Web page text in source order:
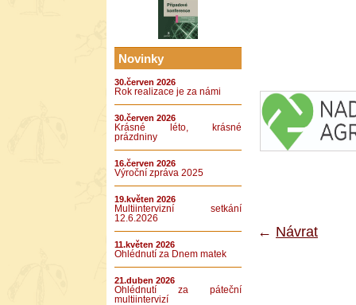
Novinky
30.červen 2026
Rok realizace je za námi
30.červen 2026
Krásné léto, krásné
prázdniny
16.červen 2026
Výroční zpráva 2025
19.květen 2026
Multiintervizní setkání
12.6.2026
11.květen 2026
Ohlédnutí za Dnem matek
21.duben 2026
Ohlédnutí za páteční
multiintervizí
← Návrat